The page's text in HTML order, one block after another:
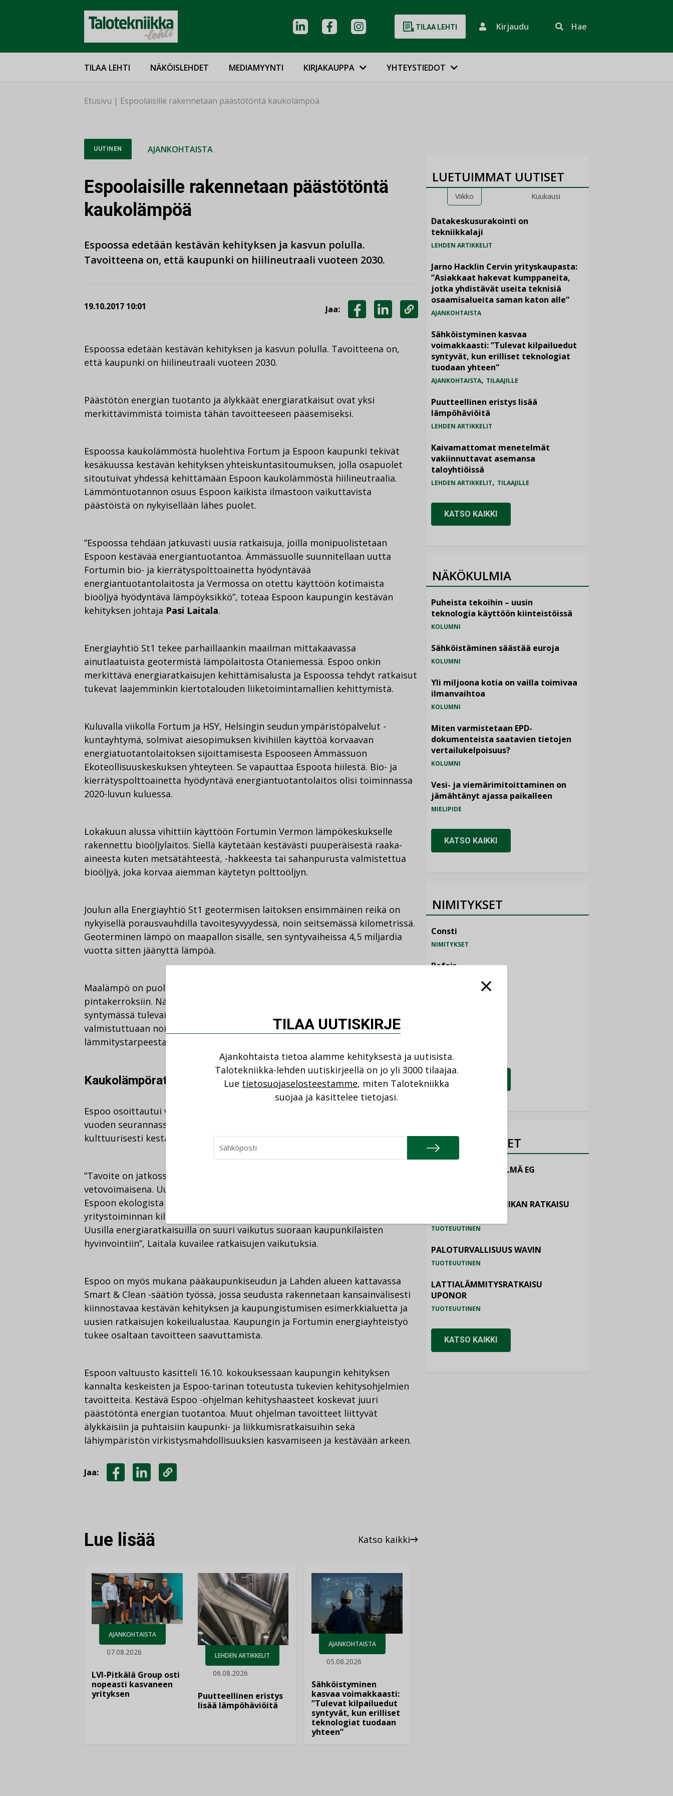
TILAA LEHTI Kirjaudu Hae
TILAA LEHTI NÄKÖISLEHDET MEDIAMYYNTI KIRJAKAUPPA YHTEYSTIEDOT
Etusivu | Espoolaisille rakennetaan päästötöntä kaukolämpöä
UUTINEN AJANKOHTAISTA
Espoolaisille rakennetaan päästötöntä
kaukolämpöä
Espoossa edetään kestävän kehityksen ja kasvun polulla.
Tavoitteena on, että kaupunki on hiilineutraali vuoteen 2030.
19.10.2017 10:01 Jaa:
LINKEDINISSÄ
LINKKI
Espoossa edetään kestävän kehityksen ja kasvun polulla. Tavoitteena on,
että kaupunki on hiilineutraali vuoteen 2030.
Päästötön energian tuotanto ja älykkäät energiaratkaisut ovat yksi
merkittävimmistä toimista tähän tavoitteeseen pääsemiseksi.
Espoossa kaukolämmöstä huolehtiva Fortum ja Espoon kaupunki tekivät
kesäkuussa kestävän kehityksen yhteiskuntasitoumuksen, jolla osapuolet
sitoutuivat yhdessä kehittämään Espoon kaukolämmöstä hiilineutraalia.
Lämmöntuotannon osuus Espoon kaikista ilmastoon vaikuttavista
päästöistä on nykyisellään lähes puolet.
”Espoossa tehdään jatkuvasti uusia ratkaisuja, joilla monipuolistetaan
Espoon kestävää energiantuotantoa. Ämmässuolle suunnitellaan uutta
Fortumin bio- ja kierrätyspolttoainetta hyödyntävää
energiantuotantolaitosta ja Vermossa on otettu käyttöön kotimaista
bioöljyä hyödyntävä lämpöyksikkö”, toteaa Espoon kaupungin kestävän
kehityksen johtaja Pasi Laitala.
Energiayhtiö St1 tekee parhaillaankin maailman mittakaavassa
ainutlaatuista geotermistä lämpölaitosta Otaniemessä. Espoo onkin
merkittävä energiaratkaisujen kehittämisalusta ja Espoossa tehdyt ratkaisut
tukevat laajemminkin kiertotalouden liiketoimintamallien kehittymistä.
Kuluvalla viikolla Fortum ja HSY, Helsingin seudun ympäristöpalvelut -
kuntayhtymä, solmivat aiesopimuksen kivihiilen käyttöä korvaavan
energiatuotantolaitoksen sijoittamisesta Espooseen Ämmässuon
Ekoteollisuuskeskuksen yhteyteen. Se vapauttaa Espoota hiilestä. Bio- ja
kierrätyspolttoainetta hyödyntävä energiantuotantolaitos olisi toiminnassa
2020-luvun kuluessa.
Lokakuun alussa vihittiin käyttöön Fortumin Vermon lämpökeskukselle
rakennettu bioöljylaitos. Siellä käytetään kestävästi puuperäisestä raaka-
aineesta kuten metsätähteestä, -hakkeesta tai sahanpurusta valmistettua
bioöljyä, joka korvaa aiemman käytetyn polttoöljyn.
Joulun alla Energiayhtiö St1 geotermisen laitoksen ensimmäinen reikä on
nykyisellä porausvauhdilla tavoitesyvyydessä, noin seitsemässä kilometrissä.
Geoterminen lämpö on maapallon sisälle, sen syntyvaiheissa 4,5 miljardia
vuotta sitten jäänyttä lämpöä.
Maalämpö on puolestaan aurinkoenergiaa, joka on varastoitunut maaperän
pintakerroksiin. Näistä ei-fossiilisista ja uusiutuvista energialähteistä on
syntymässä tulevaisuuden ratkaisuja. Otaniemen geoterminen laitos tuottaa
valmistuttuaan noin 10 prosenttia Espoon ympärivuotisesta
lämmitystarpeesta.
Kaukolämpöratkaisuilla uutta liiketoimintaa
Espoo osoittautui viime vuonna tehdyssä tutkimuksessa ja sen tämän
vuoden seurannassa Euroopan taloudellisesti, ekologisesti, sosiaalisesti ja
kulttuurisesti kestävimmäksi kaupungiksi.
”Tavoite on jatkossakin pitää Espoon kasvutarina kestävänä ja
vetovoimaisena. Uusilla kaukolämpöratkaisuilla parannetaan merkittävästi
Espoon ekologista kestävyyttä. Energiaratkaisuilla vahvistetaan
yritystoiminnan kilpailukyvyn kehittymistä ja avataan vientimahdollisuuksia.
Uusilla energiaratkaisuilla on suuri vaikutus suoraan kaupunkilaisten
hyvinvointiin”, Laitala kuvailee ratkaisujen vaikutuksia.
Espoo on myös mukana pääkaupunkiseudun ja Lahden alueen kattavassa
Smart & Clean -säätiön työssä, jossa seudusta rakennetaan kansainvälisesti
kiinnostavaa kestävän kehityksen ja kaupungistumisen esimerkkialuetta ja
uusien ratkaisujen kokeilualustaa. Kaupungin ja Fortumin energiayhteistyö
tukee osaltaan tavoitteen saavuttamista.
Espoon valtuusto käsitteli 16.10. kokouksessaan kaupungin kehityksen
kannalta keskeisten ja Espoo-tarinan toteutusta tukevien kehitysohjelmien
tavoitteita. Kestävä Espoo -ohjelman kehityshaasteet koskevat juuri
päästötöntä energian tuotantoa. Muut ohjelman tavoitteet liittyvät
älykkäisiin ja puhtaisiin kaupunki- ja liikkumisratkaisuihin sekä
lähiympäristön virkistysmahdollisuuksien kasvamiseen ja kestävään arkeen.
Jaa:
Lue lisää Katso kaikki
AJANKOHTAISTA
07.08.2026
LVI-Pitkälä Group osti
nopeasti kasvaneen
yrityksen
LEHDEN ARTIKKELIT
06.08.2026
Puutteellinen eristys
lisää lämpöhäviöitä
AJANKOHTAISTA
05.08.2026
Sähköistyminen
kasvaa voimakkaasti:
”Tulevat kilpailuedut
syntyvät, kun erilliset
teknologiat tuodaan
yhteen”
LUETUIMMAT UUTISET
Viikko Kuukausi
Datakeskusurakointi on
tekniikkalaji
LEHDEN ARTIKKELIT
Jarno Hacklin Cervin yrityskaupasta:
”Asiakkaat hakevat kumppaneita,
jotka yhdistävät useita teknisiä
osaamisalueita saman katon alle”
AJANKOHTAISTA
Sähköistyminen kasvaa
voimakkaasti: ”Tulevat kilpailuedut
syntyvät, kun erilliset teknologiat
tuodaan yhteen”
AJANKOHTAISTA, TILAAJILLE
Puutteellinen eristys lisää
lämpöhäviöitä
LEHDEN ARTIKKELIT
Kaivamattomat menetelmät
vakiinnuttavat asemansa
taloyhtiöissä
LEHDEN ARTIKKELIT, TILAAJILLE
KATSO KAIKKI
NÄKÖKULMIA
Puheista tekoihin – uusin
teknologia käyttöön kiinteistöissä
KOLUMNI
Sähköistäminen säästää euroja
KOLUMNI
Yli miljoona kotia on vailla toimivaa
ilmanvaihtoa
KOLUMNI
Miten varmistetaan EPD-
dokumenteista saatavien tietojen
vertailukelpoisuus?
KOLUMNI
Vesi- ja viemärimitoittaminen on
jämähtänyt ajassa paikalleen
MIELIPIDE
KATSO KAIKKI
NIMITYKSET
Consti
NIMITYKSET
Refair
TUOTEUUTISET
HALLINTAJÄRJESTELMÄ EG
ILMASTOINTITEKNIIKAN RATKAISU
TUOTEUUTINEN
PALOTURVALLISUUS WAVIN
TUOTEUUTINEN
LATTIALÄMMITYSRATKAISU
UPONOR
TUOTEUUTINEN
KATSO KAIKKI
TILAA UUTISKIRJE
Ajankohtaista tietoa alamme kehityksestä ja uutisista.
Talotekniikka-lehden uutiskirjeellä on jo yli 3000 tilaajaa.
Lue tietosuojaselosteestamme, miten Talotekniikka
suojaa ja käsittelee tietojasi.